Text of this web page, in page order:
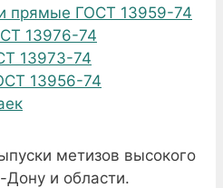
прямые ГОСТ 13959-74
13976-74
13973-74
13956-74
метизов высокого
Дону и области.